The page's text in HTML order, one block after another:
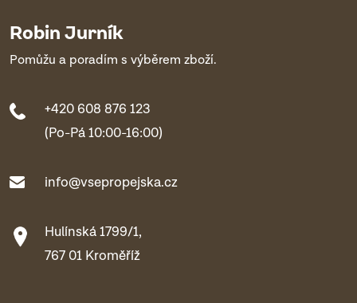
Robin Jurník
Pomůžu a poradím s výběrem zboží.
+420 608 876 123
(Po-Pá 10:00-16:00)
info@vsepropejska.cz
Hulínská 1799/1,
767 01 Kroměříž